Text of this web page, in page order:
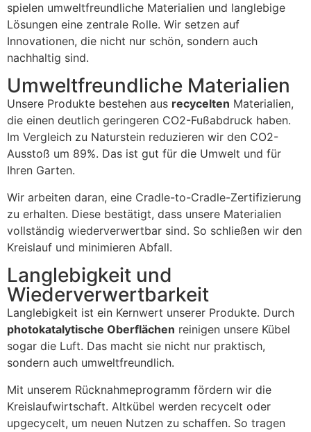
spielen umweltfreundliche Materialien und langlebige
Lösungen eine zentrale Rolle. Wir setzen auf
Innovationen, die nicht nur schön, sondern auch
nachhaltig sind.
Umweltfreundliche Materialien
Unsere Produkte bestehen aus recycelten Materialien,
die einen deutlich geringeren CO2-Fußabdruck haben.
Im Vergleich zu Naturstein reduzieren wir den CO2-
Ausstoß um 89%. Das ist gut für die Umwelt und für
Ihren Garten.
Wir arbeiten daran, eine Cradle-to-Cradle-Zertifizierung
zu erhalten. Diese bestätigt, dass unsere Materialien
vollständig wiederverwertbar sind. So schließen wir den
Kreislauf und minimieren Abfall.
Langlebigkeit und
Wiederverwertbarkeit
Langlebigkeit ist ein Kernwert unserer Produkte. Durch
photokatalytische Oberflächen reinigen unsere Kübel
sogar die Luft. Das macht sie nicht nur praktisch,
sondern auch umweltfreundlich.
Mit unserem Rücknahmeprogramm fördern wir die
Kreislaufwirtschaft. Altkübel werden recycelt oder
upgecycelt, um neuen Nutzen zu schaffen. So tragen